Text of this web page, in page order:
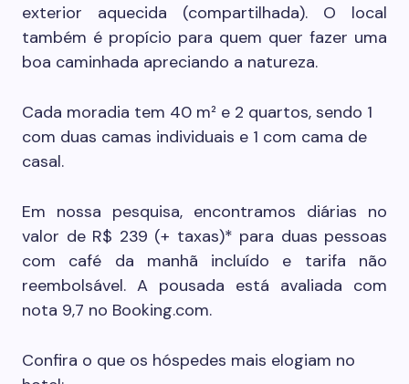
exterior aquecida (compartilhada). O local
também é propício para quem quer fazer uma
boa caminhada apreciando a natureza.
Cada moradia tem 40 m² e 2 quartos, sendo 1
com duas camas individuais e 1 com cama de
casal.
Em nossa pesquisa, encontramos diárias no
valor de R$ 239 (+ taxas)* para duas pessoas
com café da manhã incluído e tarifa não
reembolsável. A pousada está avaliada com
nota 9,7 no Booking.com.
Confira o que os hóspedes mais elogiam no